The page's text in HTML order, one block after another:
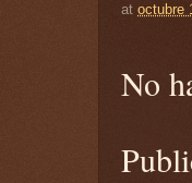
at octubre
No